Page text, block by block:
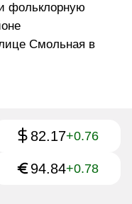
фольклорную
Смольная в
82.17+0.76
94.84+0.78